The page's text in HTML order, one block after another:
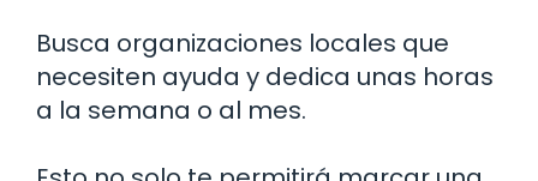
Busca organizaciones locales que
necesiten ayuda y dedica unas horas
a la semana o al mes.